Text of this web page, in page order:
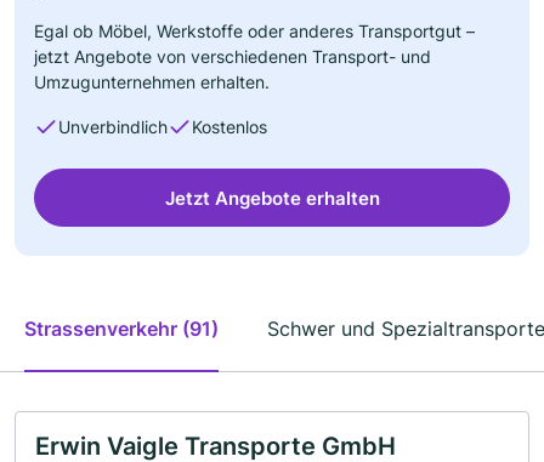
Egal ob Möbel, Werkstoffe oder anderes Transportgut –
jetzt Angebote von verschiedenen Transport- und
Umzugunternehmen erhalten.
Unverbindlich Kostenlos
Jetzt Angebote erhalten
Strassenverkehr (91) Schwer und
Erwin Vaigle Transporte GmbH